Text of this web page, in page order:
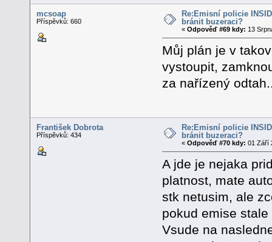
mcsoap
Příspěvků: 660
Re:Emisní policie
bránit buzeraci?
«Odpověď #69 kdy: 13
Můj plán je v
vystoupit,
za nařízený
František Dobrota
Příspěvků: 434
Re:Emisní policie
bránit buzeraci?
«Odpověď #70 kdy: 01 Září
A jde je nejaka
platnost, mate
stk netusim, ale
pokud emise
Vsude na